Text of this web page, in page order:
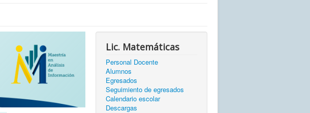
Lic. Matemáticas
Personal Docente
Alumnos
Egresados
Seguimiento de egresados
Calendario escolar
Descargas